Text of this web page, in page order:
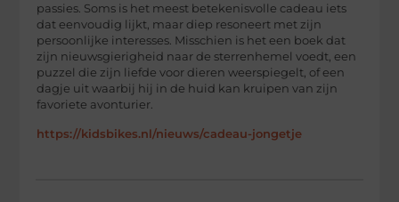
passies. Soms is het meest betekenisvolle cadeau iets
dat eenvoudig lijkt, maar diep resoneert met zijn
persoonlijke interesses. Misschien is het een boek dat
zijn nieuwsgierigheid naar de sterrenhemel voedt, een
puzzel die zijn liefde voor dieren weerspiegelt, of een
dagje uit waarbij hij in de huid kan kruipen van zijn
favoriete avonturier.
https://kidsbikes.nl/nieuws/cadeau-jongetje